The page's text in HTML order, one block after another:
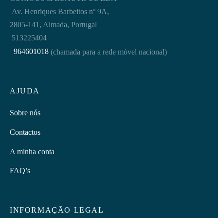
AJUDA
Sobre nós
Contactos
A minha conta
FAQ’s
INFORMAÇÃO LEGAL
Av. Henriques Barbeitos nº 9A,
2805-141, Almada, Portugal
513225404
964601018 (chamada para a rede móvel nacional)